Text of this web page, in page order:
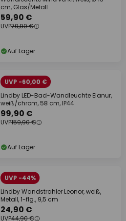
cm, Glas/Metall
59,90 €
UVP79,90 €
Auf Lager
UVP -60,00 €
Lindby LED-Bad-Wandleuchte Elanur,
weiß/chrom, 58 cm, IP44
99,90 €
UVP159,90 €
Auf Lager
UVP -44%
Lindby Wandstrahler Leonor, weiß,
Metall, 1-flg., 9,5 cm
24,90 €
UVP44,90 €